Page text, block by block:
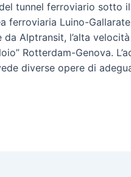
tunnel ferroviario sotto
ferroviaria Luino-
Alptransit, l’alta
Rotterdam-Genova.
diverse opere di